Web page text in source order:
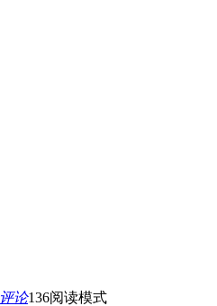
评论136阅读模式